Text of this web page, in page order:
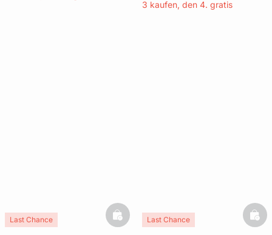
3 kaufen, den 4. gratis
Last Chance basketfullLast Chance